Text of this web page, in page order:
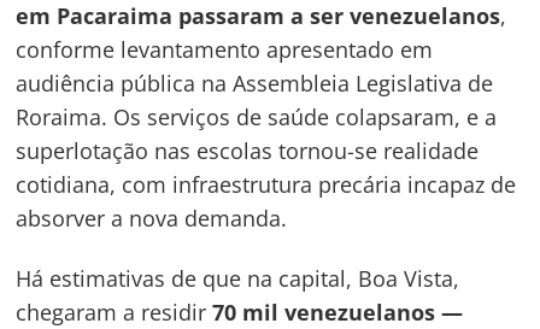
em Pacaraima passaram a ser venezuelanos,
conforme levantamento apresentado em
audiência pública na Assembleia Legislativa de
Roraima. Os serviços de saúde colapsaram, e a
superlotação nas escolas tornou-se realidade
cotidiana, com infraestrutura precária incapaz de
absorver a nova demanda.
Há estimativas de que na capital, Boa Vista,
chegaram a residir70 mil venezuelanos —